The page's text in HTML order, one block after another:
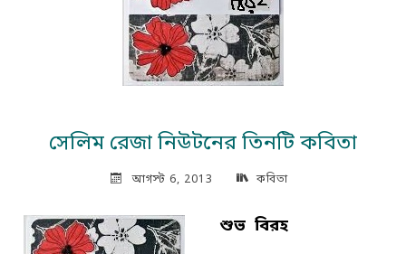
সেলিম রেজা নিউটনের তিনটি কবিতা
আগস্ট 6, 2013 কবিতা
শুভ বিরহ